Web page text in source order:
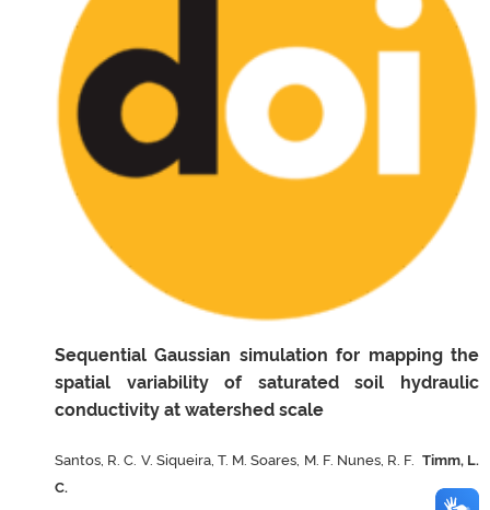
Sequential Gaussian simulation for mapping the
spatial variability of saturated soil hydraulic
conductivity at watershed scale
Santos, R. C. V. Siqueira, T. M. Soares, M. F. Nunes, R. F. Timm, L.
C.